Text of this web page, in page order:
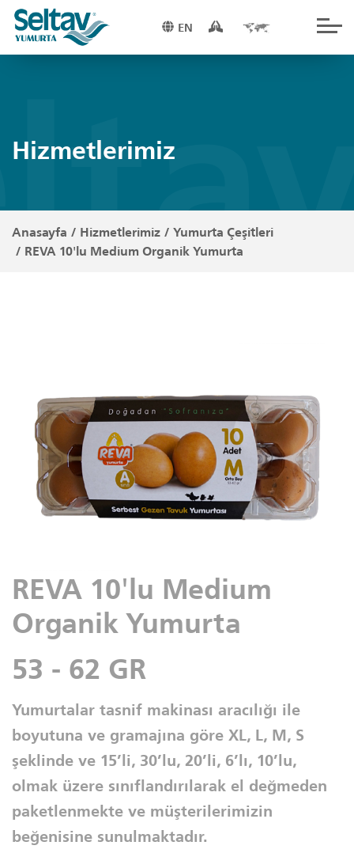
EN
Hizmetlerimiz
Anasayfa / Hizmetlerimiz / Yumurta Çeşitleri
/ REVA 10'lu Medium Organik Yumurta
REVA 10'lu Medium
Organik Yumurta
53 - 62 GR
Yumurtalar tasnif makinası aracılığı ile
boyutuna ve gramajına göre XL, L, M, S
şeklinde ve 15’li, 30’lu, 20’li, 6’lı, 10’lu,
olmak üzere sınıflandırılarak el değmeden
paketlenmekte ve müşterilerimizin
beğenisine sunulmaktadır.